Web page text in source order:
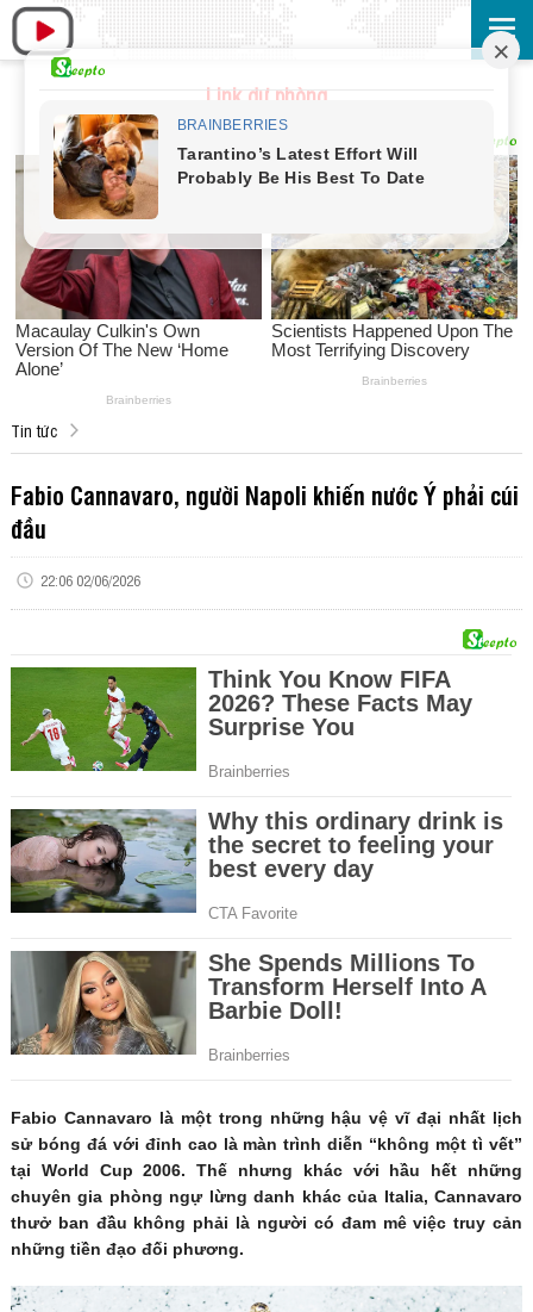
Link dự phòng
Tin tức
Fabio Cannavaro, người Napoli khiến nước Ý phải cúi
đầu
22:06 02/06/2026
Fabio Cannavaro là một trong những hậu vệ vĩ đại nhất lịch
sử bóng đá với đỉnh cao là màn trình diễn “không một tì vết”
tại World Cup 2006. Thế nhưng khác với hầu hết những
chuyên gia phòng ngự lừng danh khác của Italia, Cannavaro
thưở ban đầu không phải là người có đam mê việc truy cản
những tiền đạo đối phương.